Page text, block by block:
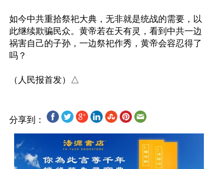
如今中共重拾祭祀大典，无非就是统战的需要，以
此继续欺骗民众。黄帝若在天有灵，看到中共一边
祸害自己的子孙，一边祭祀作秀，黄帝会容忍得了
吗？
分享到：